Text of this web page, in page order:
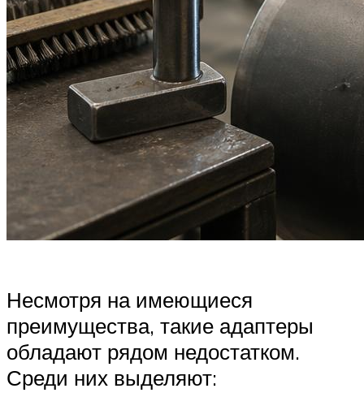
Несмотря на имеющиеся
преимущества, такие адаптеры
обладают рядом недостатком.
Среди них выделяют: